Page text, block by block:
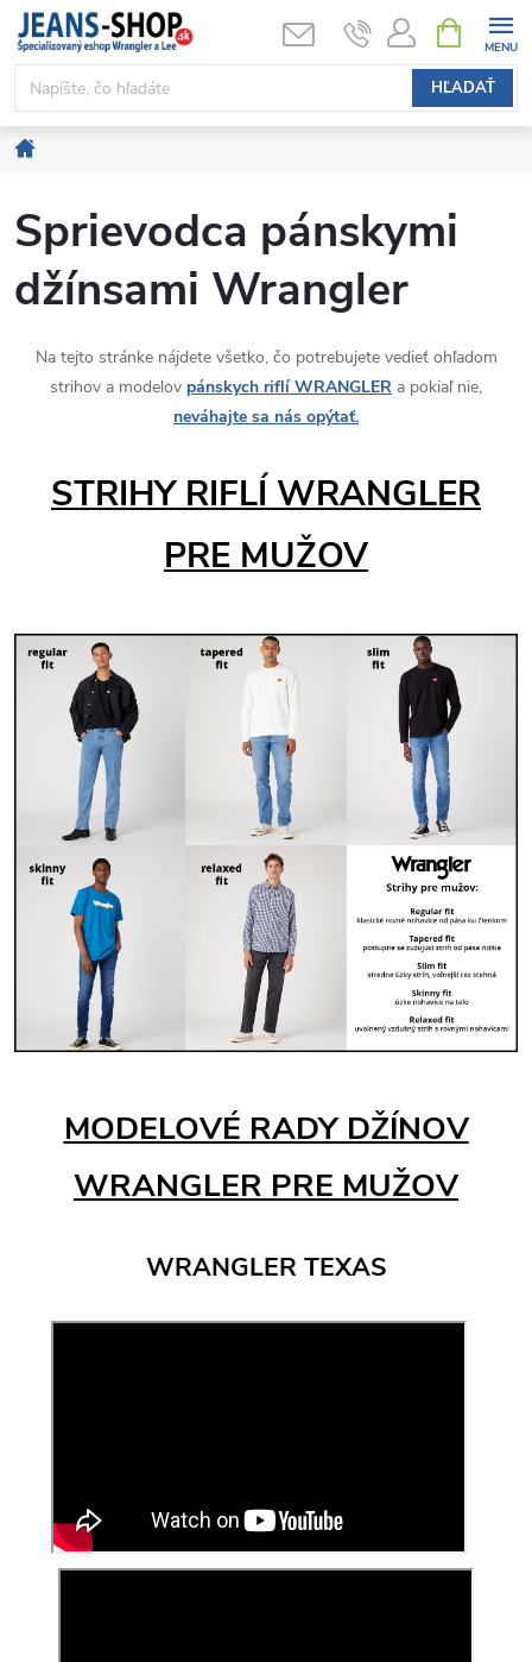
Prejsť
obsah
HĽADAŤ
KOŠÍK
Sprievodca pánskymi
džínsami Wrangler
Na tejto stránke nájdete všetko, čo potrebujete vedieť ohľadom
strihov a modelov pánskych riflí WRANGLER a pokiaľ nie,
neváhajte sa nás opýtať.
STRIHY RIFLÍ WRANGLER
PRE MUŽOV
MODELOVÉ RADY DŽÍNOV
WRANGLER PRE MUŽOV
WRANGLER TEXAS